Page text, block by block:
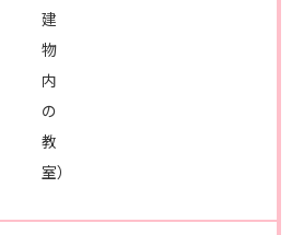
建
物
内
の
教
室）